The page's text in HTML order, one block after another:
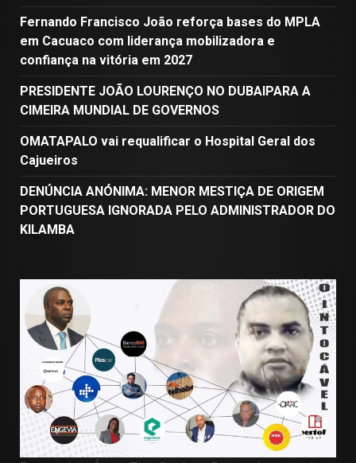
Fernando Francisco João reforça bases do MPLA
em Cacuaco com liderança mobilizadora e
confiança na vitória em 2027
PRESIDENTE JOÃO LOURENÇO NO DUBAIPARA A
CIMEIRA MUNDIAL DE GOVERNOS
OMATAPALO vai requalificar o Hospital Geral dos
Cajueiros
DENÚNCIA ANÓNIMA: MENOR MESTIÇA DE ORIGEM
PORTUGUESA IGNORADA PELO ADMINISTRADOR DO
KILAMBA